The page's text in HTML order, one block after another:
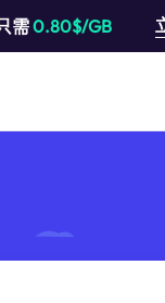
需0.80$/GB